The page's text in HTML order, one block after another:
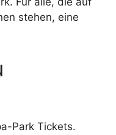
stehen, eine
Park Tickets.